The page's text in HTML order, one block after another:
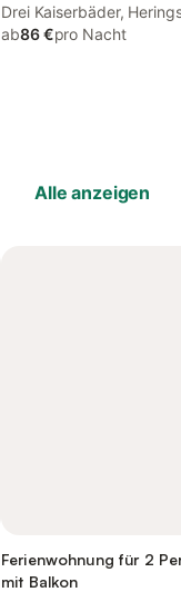
Drei Kaiserbäder,
ab86 €pro Nacht
Alle anzeigen
Ferienwohnung für 2
mit Balkon